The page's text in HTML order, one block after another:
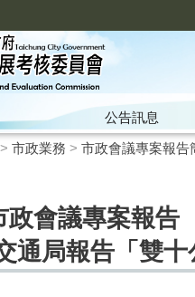
公告訊息
市政業務 > 市政會議專案報告
政會議專案報告
通局報告「雙十